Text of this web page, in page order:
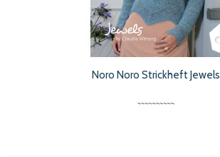
Noro Noro Strickheft Jewels